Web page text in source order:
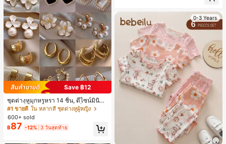
Save ฿12
ชุดต่างหูมุกหรูหรา 14 ชิ้น, ดีไซน์มินิมอ
ลใหม่ที่เป็นเอกลักษณ์ ต่างหูที่สง่างาม
สำหรับผู้หญิง, ของขวัญสำหรับเธอ
#1 ขายดี ใน หลากสี ชุดต่างหูผู้หญิง
600+ sold
฿87 -12% 3 วันสุดท้าย
0-3 Years